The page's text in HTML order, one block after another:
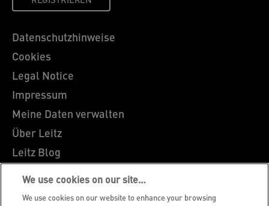
Datenschutzhinweise
Cookies
Legal Notice
Impressum
Meine Daten verwalten
Über Leitz
Leitz Blog
Karriere
Leitz EasyPrint
We use cookies on our site…
We use cookies on our website to enhance your browsing